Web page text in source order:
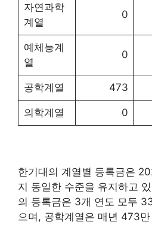
자연과학
계열
0
예체능계
열
0
공학계열 473
의학계열 0
한기대의 계열별 등록금은
지 동일한 수준을 유지하고
의 등록금은 3개 연도 모두
으며, 공학계열은 매년 473